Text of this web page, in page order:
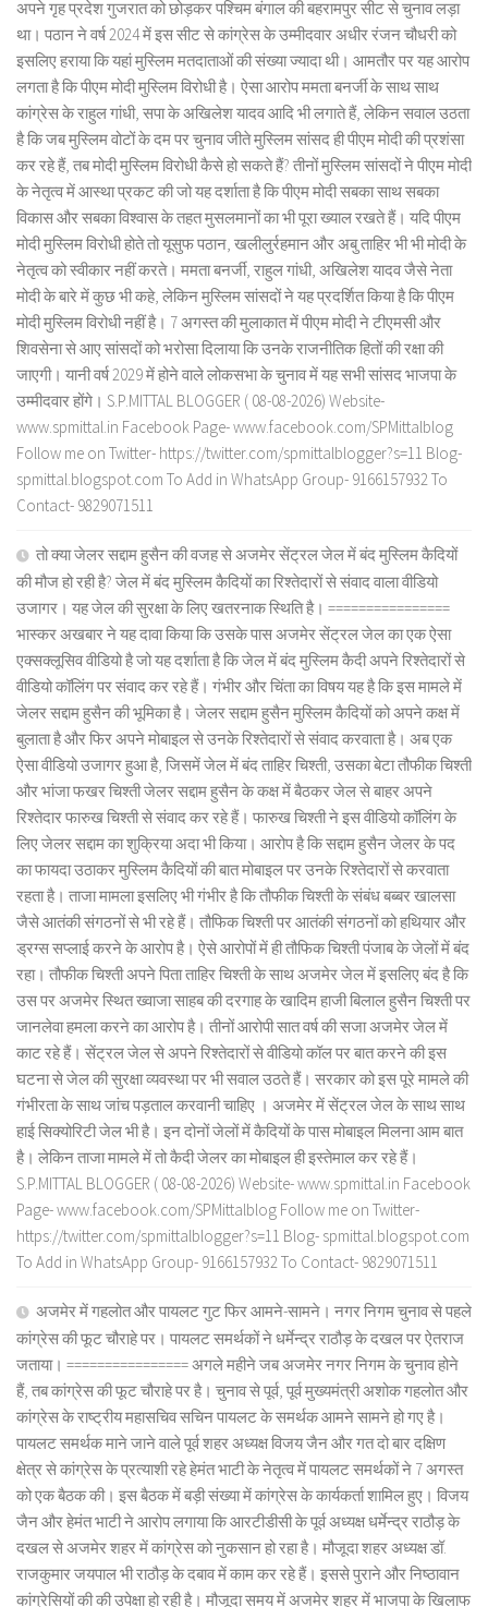
अपने गृह प्रदेश गुजरात को छोड़कर पश्चिम बंगाल की बहरामपुर सीट से चुनाव लड़ा
था। पठान ने वर्ष 2024 में इस सीट से कांग्रेस के उम्मीदवार अधीर रंजन चौधरी को
इसलिए हराया कि यहां मुस्लिम मतदाताओं की संख्या ज्यादा थी। आमतौर पर यह आरोप
लगता है कि पीएम मोदी मुस्लिम विरोधी है। ऐसा आरोप ममता बनर्जी के साथ साथ
कांग्रेस के राहुल गांधी, सपा के अखिलेश यादव आदि भी लगाते हैं, लेकिन सवाल उठता
है कि जब मुस्लिम वोटों के दम पर चुनाव जीते मुस्लिम सांसद ही पीएम मोदी की प्रशंसा
कर रहे हैं, तब मोदी मुस्लिम विरोधी कैसे हो सकते हैं? तीनों मुस्लिम सांसदों ने पीएम मोदी
के नेतृत्व में आस्था प्रकट की जो यह दर्शाता है कि पीएम मोदी सबका साथ सबका
विकास और सबका विश्वास के तहत मुसलमानों का भी पूरा ख्याल रखते हैं। यदि पीएम
मोदी मुस्लिम विरोधी होते तो यूसुफ पठान, खलीलुर्रहमान और अबु ताहिर भी भी मोदी के
नेतृत्व को स्वीकार नहीं करते। ममता बनर्जी, राहुल गांधी, अखिलेश यादव जैसे नेता
मोदी के बारे में कुछ भी कहे, लेकिन मुस्लिम सांसदों ने यह प्रदर्शित किया है कि पीएम
मोदी मुस्लिम विरोधी नहीं है। 7 अगस्त की मुलाकात में पीएम मोदी ने टीएमसी और
शिवसेना से आए सांसदों को भरोसा दिलाया कि उनके राजनीतिक हितों की रक्षा की
जाएगी। यानी वर्ष 2029 में होने वाले लोकसभा के चुनाव में यह सभी सांसद भाजपा के
उम्मीदवार होंगे। S.P.MITTAL BLOGGER ( 08-08-2026) Website-
www.spmittal.in Facebook Page- www.facebook.com/SPMittalblog
Follow me on Twitter- https://twitter.com/spmittalblogger?s=11 Blog-
spmittal.blogspot.com To Add in WhatsApp Group- 9166157932 To
Contact- 9829071511
तो क्या जेलर सद्दाम हुसैन की वजह से अजमेर सेंट्रल जेल में बंद मुस्लिम कैदियों
की मौज हो रही है? जेल में बंद मुस्लिम कैदियों का रिश्तेदारों से संवाद वाला वीडियो
उजागर। यह जेल की सुरक्षा के लिए खतरनाक स्थिति है। ================
भास्कर अखबार ने यह दावा किया कि उसके पास अजमेर सेंट्रल जेल का एक ऐसा
एक्सक्लूसिव वीडियो है जो यह दर्शाता है कि जेल में बंद मुस्लिम कैदी अपने रिश्तेदारों से
वीडियो कॉलिंग पर संवाद कर रहे हैं। गंभीर और चिंता का विषय यह है कि इस मामले में
जेलर सद्दाम हुसैन की भूमिका है। जेलर सद्दाम हुसैन मुस्लिम कैदियों को अपने कक्ष में
बुलाता है और फिर अपने मोबाइल से उनके रिश्तेदारों से संवाद करवाता है। अब एक
ऐसा वीडियो उजागर हुआ है, जिसमें जेल में बंद ताहिर चिश्ती, उसका बेटा तौफीक चिश्ती
और भांजा फखर चिश्ती जेलर सद्दाम हुसैन के कक्ष में बैठकर जेल से बाहर अपने
रिश्तेदार फारुख चिश्ती से संवाद कर रहे हैं। फारुख चिश्ती ने इस वीडियो कॉलिंग के
लिए जेलर सद्दाम का शुक्रिया अदा भी किया। आरोप है कि सद्दाम हुसैन जेलर के पद
का फायदा उठाकर मुस्लिम कैदियों की बात मोबाइल पर उनके रिश्तेदारों से करवाता
रहता है। ताजा मामला इसलिए भी गंभीर है कि तौफीक चिश्ती के संबंध बब्बर खालसा
जैसे आतंकी संगठनों से भी रहे हैं। तौफिक चिश्ती पर आतंकी संगठनों को हथियार और
ड्रग्स सप्लाई करने के आरोप है। ऐसे आरोपों में ही तौफिक चिश्ती पंजाब के जेलों में बंद
रहा। तौफीक चिश्ती अपने पिता ताहिर चिश्ती के साथ अजमेर जेल में इसलिए बंद है कि
उस पर अजमेर स्थित ख्वाजा साहब की दरगाह के खादिम हाजी बिलाल हुसैन चिश्ती पर
जानलेवा हमला करने का आरोप है। तीनों आरोपी सात वर्ष की सजा अजमेर जेल में
काट रहे हैं। सेंट्रल जेल से अपने रिश्तेदारों से वीडियो कॉल पर बात करने की इस
घटना से जेल की सुरक्षा व्यवस्था पर भी सवाल उठते हैं। सरकार को इस पूरे मामले की
गंभीरता के साथ जांच पड़ताल करवानी चाहिए । अजमेर में सेंट्रल जेल के साथ साथ
हाई सिक्योरिटी जेल भी है। इन दोनों जेलों में कैदियों के पास मोबाइल मिलना आम बात
है। लेकिन ताजा मामले में तो कैदी जेलर का मोबाइल ही इस्तेमाल कर रहे हैं।
S.P.MITTAL BLOGGER ( 08-08-2026) Website- www.spmittal.in Facebook
Page- www.facebook.com/SPMittalblog Follow me on Twitter-
https://twitter.com/spmittalblogger?s=11 Blog- spmittal.blogspot.com
To Add in WhatsApp Group- 9166157932 To Contact- 9829071511
अजमेर में गहलोत और पायलट गुट फिर आमने-सामने। नगर निगम चुनाव से पहले
कांग्रेस की फूट चौराहे पर। पायलट समर्थकों ने धर्मेन्द्र राठौड़ के दखल पर ऐतराज
जताया। ================ अगले महीने जब अजमेर नगर निगम के चुनाव होने
हैं, तब कांग्रेस की फूट चौराहे पर है। चुनाव से पूर्व, पूर्व मुख्यमंत्री अशोक गहलोत और
कांग्रेस के राष्ट्रीय महासचिव सचिन पायलट के समर्थक आमने सामने हो गए है।
पायलट समर्थक माने जाने वाले पूर्व शहर अध्यक्ष विजय जैन और गत दो बार दक्षिण
क्षेत्र से कांग्रेस के प्रत्याशी रहे हेमंत भाटी के नेतृत्व में पायलट समर्थकों ने 7 अगस्त
को एक बैठक की। इस बैठक में बड़ी संख्या में कांग्रेस के कार्यकर्ता शामिल हुए। विजय
जैन और हेमंत भाटी ने आरोप लगाया कि आरटीडीसी के पूर्व अध्यक्ष धर्मेन्द्र राठौड़ के
दखल से अजमेर शहर में कांग्रेस को नुकसान हो रहा है। मौजूदा शहर अध्यक्ष डॉ.
राजकुमार जयपाल भी राठौड़ के दबाव में काम कर रहे हैं। इससे पुराने और निष्ठावान
कांग्रेसियों की की उपेक्षा हो रही है। मौजूदा समय में अजमेर शहर में भाजपा के खिलाफ